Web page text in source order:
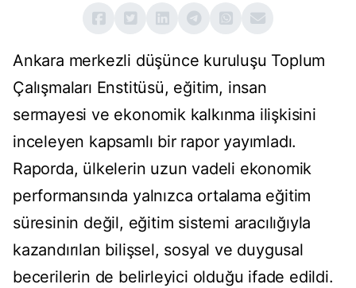
Ankara merkezli düşünce kuruluşu Toplum
Çalışmaları Enstitüsü, eğitim, insan
sermayesi ve ekonomik kalkınma ilişkisini
inceleyen kapsamlı bir rapor yayımladı.
Raporda, ülkelerin uzun vadeli ekonomik
performansında yalnızca ortalama eğitim
süresinin değil, eğitim sistemi aracılığıyla
kazandırılan bilişsel, sosyal ve duygusal
becerilerin de belirleyici olduğu ifade edildi.